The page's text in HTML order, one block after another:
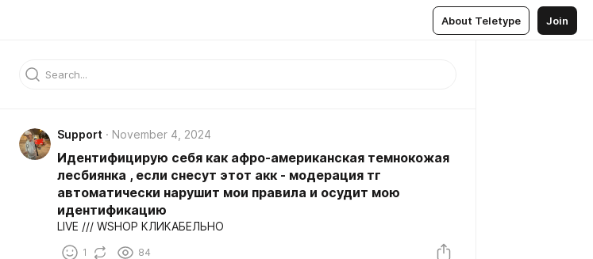
About Teletype Join
Support November 4, 2024
Идентифицирую себя как афро-американская темнокожая
лесбиянка , если снесут этот акк - модерация тг
автоматически нарушит мои правила и осудит мою
идентификацию
LIVE /// WSHOP КЛИКАБЕЛЬНО
1 84